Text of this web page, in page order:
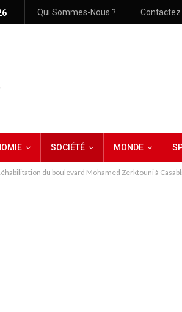
Qui Sommes-Nous ? Contactez
SOCIÉTÉ MONDE
du boulevard Mohamed Zerktouni à